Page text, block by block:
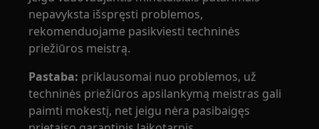
nepavyksta išspręsti problemos,
rekomenduojame pasikviesti techninės
priežiūros meistrą.
Pastaba: priklausomai nuo problemos, už
techninės priežiūros apsilankymą meistras gali
paimti mokestį, net jeigu nėra pasibaigęs